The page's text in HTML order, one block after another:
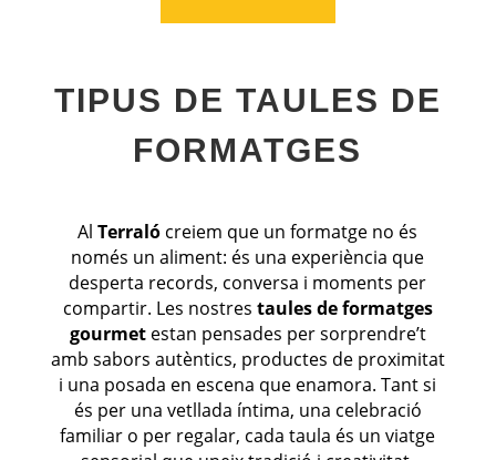
TIPUS DE TAULES DE
FORMATGES
AlTerraló creiem que un formatge no és
només un aliment: és una experiència que
desperta records, conversa i moments per
compartir. Les nostres taules de formatges
gourmetestan pensades per sorprendre’t
amb sabors autèntics, productes de proximitat
i una posada en escena que enamora. Tant si
és per una vetllada íntima, una celebració
familiar o per regalar, cada taula és un viatge